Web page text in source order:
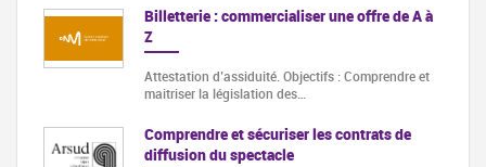
Billetterie : commercialiser une offre de A à
Z
Attestation d’assiduité. Objectifs : Comprendre et
maitriser la législation des…
Comprendre et sécuriser les contrats de
diffusion du spectacle